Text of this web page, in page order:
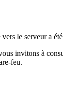
le serveur a
invitons à
feu.